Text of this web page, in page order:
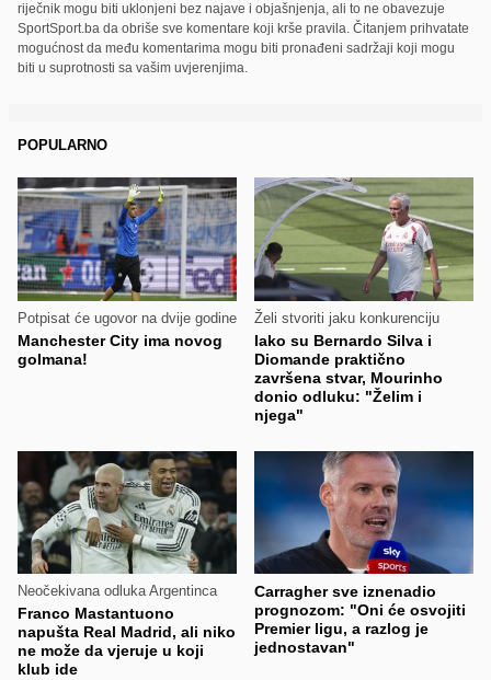
riječnik mogu biti uklonjeni bez najave i objašnjenja, ali to ne obavezuje
SportSport.ba da obriše sve komentare koji krše pravila. Čitanjem prihvatate
mogućnost da među komentarima mogu biti pronađeni sadržaji koji mogu
biti u suprotnosti sa vašim uvjerenjima.
POPULARNO
Potpisat će ugovor na dvije godine
Manchester City ima novog
golmana!
Želi stvoriti jaku konkurenciju
Iako su Bernardo Silva i
Diomande praktično
završena stvar, Mourinho
donio odluku: "Želim i
njega"
Neočekivana odluka Argentinca
Franco Mastantuono
napušta Real Madrid, ali niko
ne može da vjeruje u koji
klub ide
Carragher sve iznenadio
prognozom: "Oni će osvojiti
Premier ligu, a razlog je
jednostavan"